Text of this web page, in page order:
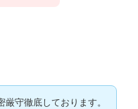
守徹底しております。